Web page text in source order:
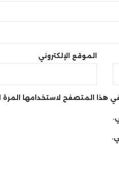
الموقع الإلكتروني
في هذا المتصفح لاستخدامها